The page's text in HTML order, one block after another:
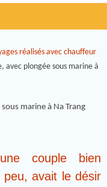
réalisés avec chauffeur
avec plongée sous marine à
marine à Na Trang
couple bien
peu, avait le désir